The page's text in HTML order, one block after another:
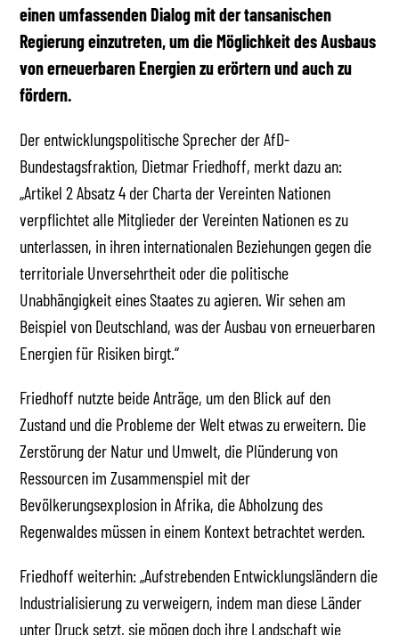
einen umfassenden Dialog mit der tansanischen
Regierung einzutreten, um die Möglichkeit des Ausbaus
von erneuerbaren Energien zu erörtern und auch zu
fördern.
Der entwicklungspolitische Sprecher der AfD-
Bundestagsfraktion, Dietmar Friedhoff, merkt dazu an:
„Artikel 2 Absatz 4 der Charta der Vereinten Nationen
verpflichtet alle Mitglieder der Vereinten Nationen es zu
unterlassen, in ihren internationalen Beziehungen gegen die
territoriale Unversehrtheit oder die politische
Unabhängigkeit eines Staates zu agieren. Wir sehen am
Beispiel von Deutschland, was der Ausbau von erneuerbaren
Energien für Risiken birgt.“
Friedhoff nutzte beide Anträge, um den Blick auf den
Zustand und die Probleme der Welt etwas zu erweitern. Die
Zerstörung der Natur und Umwelt, die Plünderung von
Ressourcen im Zusammenspiel mit der
Bevölkerungsexplosion in Afrika, die Abholzung des
Regenwaldes müssen in einem Kontext betrachtet werden.
Friedhoff weiterhin: „Aufstrebenden Entwicklungsländern die
Industrialisierung zu verweigern, indem man diese Länder
unter Druck setzt, sie mögen doch ihre Landschaft wie